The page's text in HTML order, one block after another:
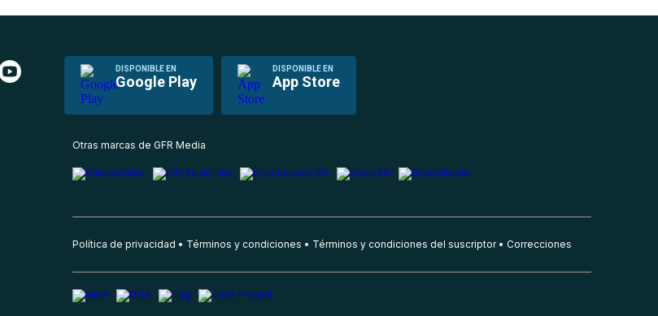
DISPONIBLE EN
Google Play
DISPONIBLE EN
App Store
Otras marcas de GFR Media
Política de privacidad Términos y condiciones Términos y condiciones del suscriptor Correcciones